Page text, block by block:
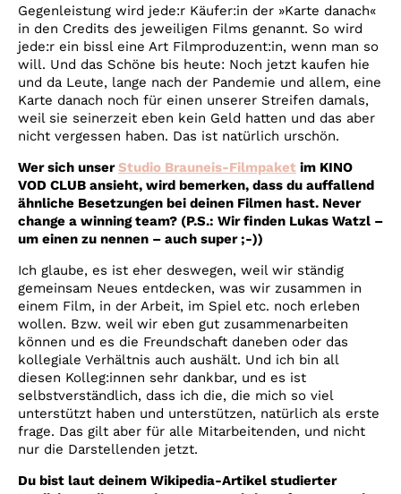
Gegenleistung wird jede:r Käufer:in der »Karte danach«
in den Credits des jeweiligen Films genannt. So wird
jede:r ein bissl eine Art Filmproduzent:in, wenn man so
will. Und das Schöne bis heute: Noch jetzt kaufen hie
und da Leute, lange nach der Pandemie und allem, eine
Karte danach noch für einen unserer Streifen damals,
weil sie seinerzeit eben kein Geld hatten und das aber
nicht vergessen haben. Das ist natürlich urschön.
Wer sich unserStudio Brauneis-Filmpaket im KINO
VOD CLUB ansieht, wird bemerken, dass du auffallend
ähnliche Besetzungen bei deinen Filmen hast. Never
change a winning team? (P.S.: Wir finden Lukas Watzl –
um einen zu nennen – auch super ;-))
Ich glaube, es ist eher deswegen, weil wir ständig
gemeinsam Neues entdecken, was wir zusammen in
einem Film, in der Arbeit, im Spiel etc. noch erleben
wollen. Bzw. weil wir eben gut zusammenarbeiten
können und es die Freundschaft daneben oder das
kollegiale Verhältnis auch aushält. Und ich bin all
diesen Kolleg:innen sehr dankbar, und es ist
selbstverständlich, dass ich die, die mich so viel
unterstützt haben und unterstützen, natürlich als erste
frage. Das gilt aber für alle Mitarbeitenden, und nicht
nur die Darstellenden jetzt.
Du bist laut deinem Wikipedia-Artikel studierter